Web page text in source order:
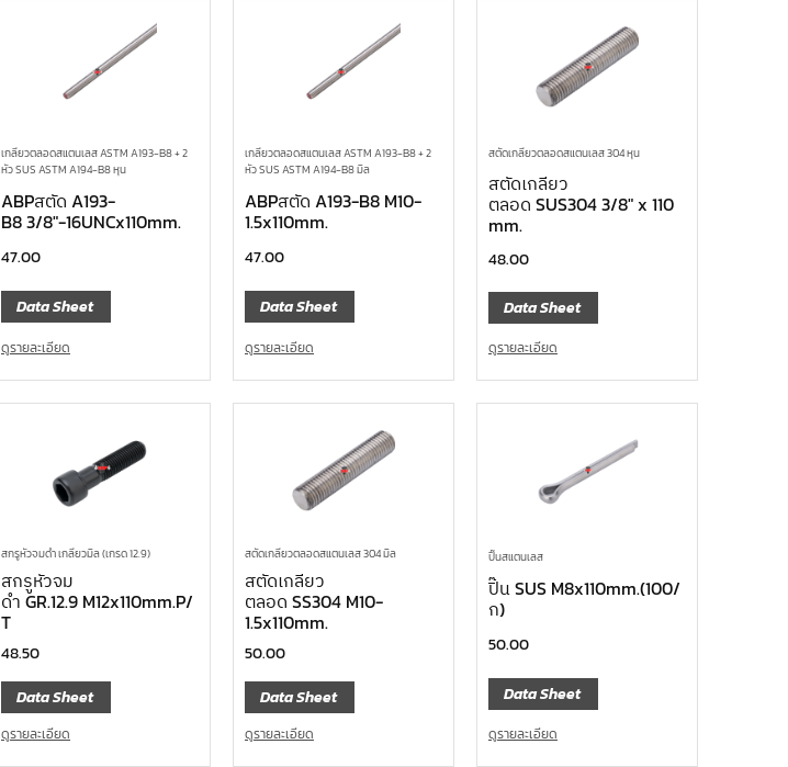
เกลียวตลอดสแตนเลส ASTM A193-B8 + 2
หัว SUS ASTM A194-B8 หุน
ABPสตัด A193-
B8 3/8″-16UNCx110mm.
47.00
Data Sheet
ดูรายละเอียด
เกลียวตลอดสแตนเลส ASTM A193-B8 + 2
หัว SUS ASTM A194-B8 มิล
ABPสตัด A193-B8 M10-
1.5x110mm.
47.00
Data Sheet
ดูรายละเอียด
สตัดเกลียวตลอดสแตนเลส 304 หุน
สตัดเกลียว
ตลอด SUS304 3/8″ x 110
mm.
48.00
Data Sheet
ดูรายละเอียด
สกรูหัวจมดำ เกลียวมิล (เกรด 12.9)
สกรูหัวจม
ดำ GR.12.9 M12x110mm.P/
T
48.50
Data Sheet
ดูรายละเอียด
สตัดเกลียวตลอดสแตนเลส 304 มิล
สตัดเกลียว
ตลอด SS304 M10-
1.5x110mm.
50.00
Data Sheet
ดูรายละเอียด
ปิ๊นสแตนเลส
ปิ๊น SUS M8x110mm.(100/
ก)
50.00
Data Sheet
ดูรายละเอียด